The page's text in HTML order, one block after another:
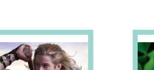
SORTEIOS E PROMOÇÕES